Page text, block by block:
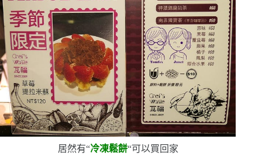
居然有“冷凍鬆餅“可以買回家